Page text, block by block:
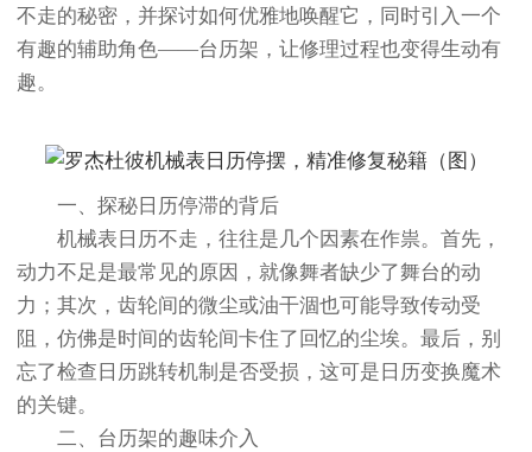
不走的秘密，并探讨如何优雅地唤醒它，同时引入一个
有趣的辅助角色——台历架，让修理过程也变得生动有
趣。
一、探秘日历停滞的背后
机械表日历不走，往往是几个因素在作祟。首先，
动力不足是最常见的原因，就像舞者缺少了舞台的动
力；其次，齿轮间的微尘或油干涸也可能导致传动受
阻，仿佛是时间的齿轮间卡住了回忆的尘埃。最后，别
忘了检查日历跳转机制是否受损，这可是日历变换魔术
的关键。
二、台历架的趣味介入